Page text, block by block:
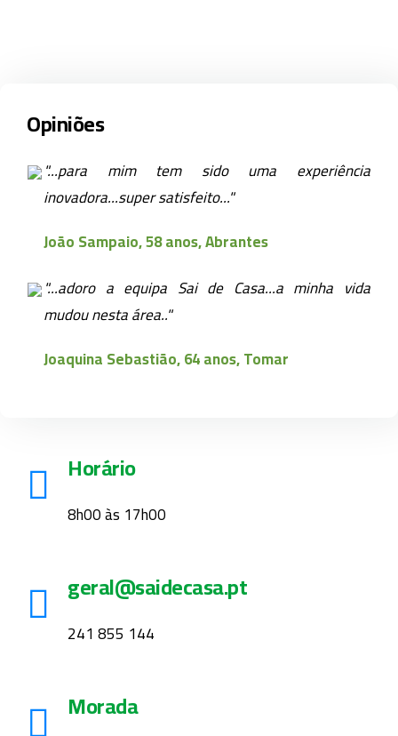
Opiniões
"...para mim tem sido uma experiência
inovadora...super satisfeito..."
João Sampaio, 58 anos, Abrantes
"...adoro a equipa Sai de Casa...a minha vida
mudou nesta área.."
Joaquina Sebastião, 64 anos, Tomar
Horário
8h00 às 17h00
geral@saidecasa.pt
241 855 144
Morada